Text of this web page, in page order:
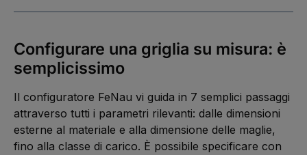
Configurare una griglia su misura: è
semplicissimo
Il configuratore FeNau vi guida in 7 semplici passaggi
attraverso tutti i parametri rilevanti: dalle dimensioni
esterne al materiale e alla dimensione delle maglie,
fino alla classe di carico. È possibile specificare con